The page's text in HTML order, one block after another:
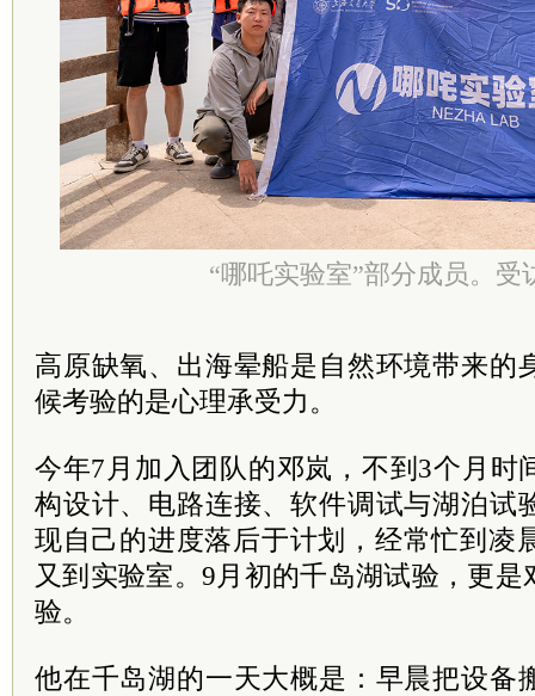
“哪吒实验室”部分成员。受
高原缺氧、出海晕船是自然环境带来的
候考验的是心理承受力。
今年7月加入团队的邓岚，不到3个月时
构设计、电路连接、软件调试与湖泊试
现自己的进度落后于计划，经常忙到凌
又到实验室。9月初的千岛湖试验，更
验。
他在千岛湖的一天大概是：早晨把设备